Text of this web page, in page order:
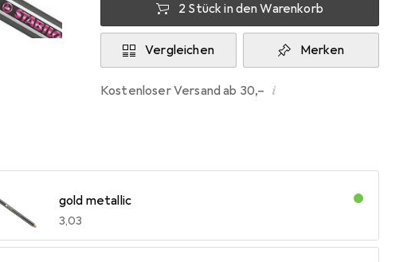
2 Stück in den Warenkorb
Vergleichen Merken
Kostenloser Versand ab 30,– i
gold metallic
EUR
3,03